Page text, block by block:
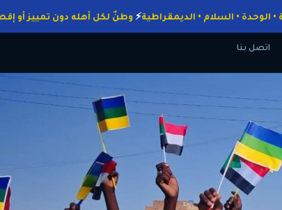
الحرية • الوحدة • السلام • الديمقراطية وطنٌ لكل أهله دون
اتصل بنا